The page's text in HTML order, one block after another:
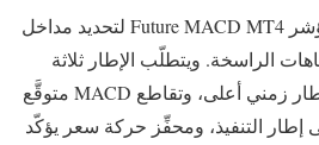
يستخدم نهج تتبّع الاتجاه مؤشر Future MACD MT4 لتحديد مداخل
الراسخة. ويتطلّب الإطار ثلاثة
شروط: اتجاه مؤكَّد على إطار زمني أعلى، وتقاطع MACD متوقَّع
إطار التنفيذ، ومحفِّز حركة سعر يؤكّد